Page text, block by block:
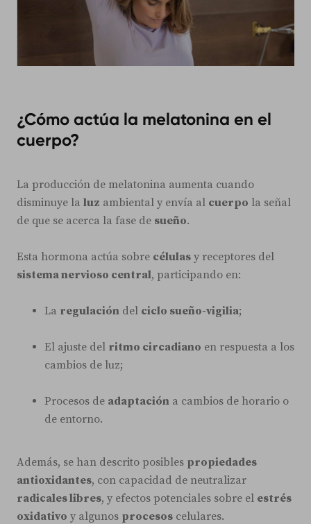
¿Cómo actúa la melatonina en el
cuerpo?
La producción de melatonina aumenta cuando
disminuye la luz ambiental y envía al cuerpo la señal
de que se acerca la fase de sueño.
Esta hormona actúa sobre células y receptores del
sistema nervioso central, participando en:
La regulación del ciclo sueño-vigilia;
El ajuste del ritmo circadiano en respuesta a los
cambios de luz;
Procesos de adaptación a cambios de horario o
de entorno.
Además, se han descrito posibles propiedades
antioxidantes, con capacidad de neutralizar
radicales libres, y efectos potenciales sobre el estrés
oxidativo y algunos procesos celulares.